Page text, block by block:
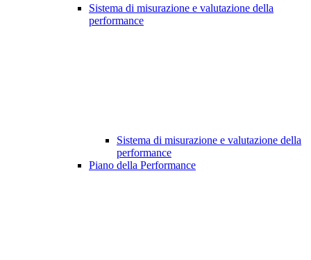
Sistema di misurazione e valutazione della
performance
Sistema di misurazione e valutazione della
performance
Piano della Performance